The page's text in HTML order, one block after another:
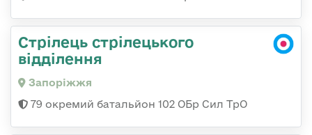
Стрілець стрілецького
відділення
Запоріжжя
79 окремий батальйон 102 ОБр Сил ТрО